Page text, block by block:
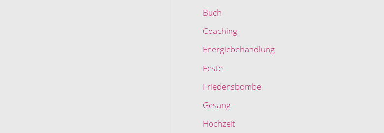
Buch
Coaching
Energiebehandlung
Feste
Friedensbombe
Gesang
Hochzeit